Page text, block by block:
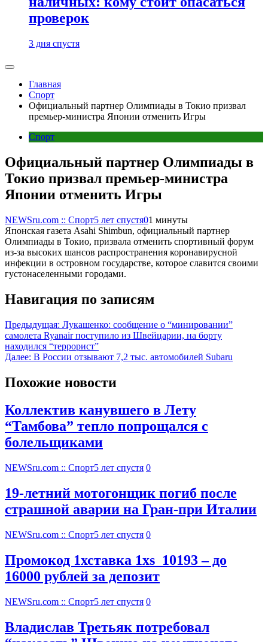
проверок
3 дня спустя
Главная
Спорт
Официальный партнер Олимпиады в Токио призвал
премьер-министра Японии отменить Игры
Спорт
Официальный партнер Олимпиады в
Токио призвал премьер-министра
Японии отменить Игры
NEWSru.com :: Спорт5 лет спустя01 минуты
Японская газета Asahi Shimbun, официальный партнер
Олимпиады в Токио, призвала отменить спортивный форум
из-за высоких шансов распространения коронавирусной
инфекции в островном государстве, которое славится своими
густонаселенными городами.
Навигация по записям
Предыдущая: Лукашенко: сообщение о “минировании”
самолета Ryanair поступило из Швейцарии, на борту
находился “террорист”
Далее: В России отзывают 7,2 тыс. автомобилей Subaru
Похожие новости
Коллектив канувшего в Лету
“Тамбова” тепло попрощался с
болельщиками
NEWSru.com :: Спорт5 лет спустя 0
19-летний мотогонщик погиб после
страшной аварии на Гран-при Италии
NEWSru.com :: Спорт5 лет спустя 0
Промокод 1хставка 1xs_10193 – до
16000 рублей за депозит
NEWSru.com :: Спорт5 лет спустя 0
Владислав Третьяк потребовал